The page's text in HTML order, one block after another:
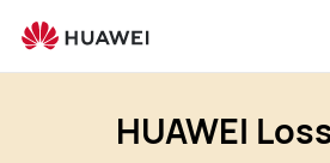
Loss
Care
HUAWEI